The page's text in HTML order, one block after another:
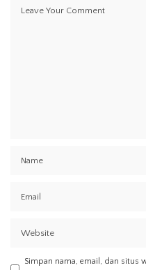
Simpan nama, email, dan situs